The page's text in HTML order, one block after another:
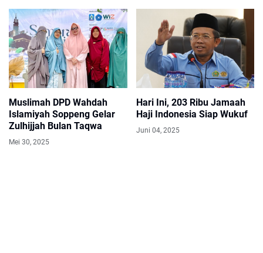
Muslimah DPD Wahdah
Islamiyah Soppeng Gelar
Zulhijjah Bulan Taqwa
Mei 30, 2025
Hari Ini, 203 Ribu Jamaah
Haji Indonesia Siap Wukuf
Juni 04, 2025